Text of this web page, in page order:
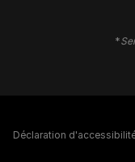
*
Déclaration